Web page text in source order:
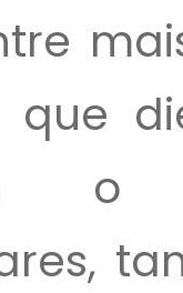
que